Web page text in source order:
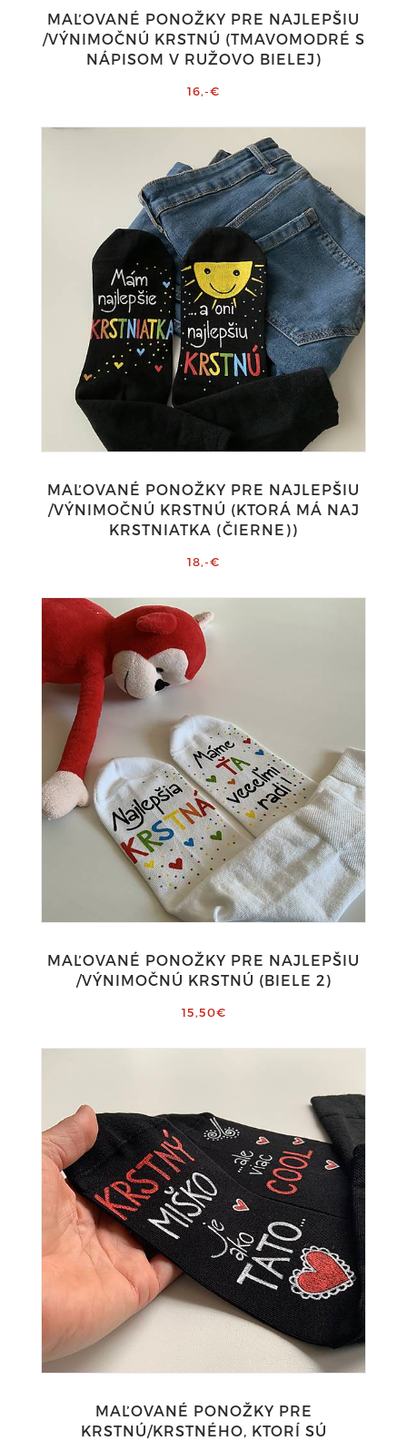
MAĽOVANÉ PONOŽKY PRE NAJLEPŠIU
/VÝNIMOČNÚ KRSTNÚ (TMAVOMODRÉ S
NÁPISOM V RUŽOVO BIELEJ)
16,-€
MAĽOVANÉ PONOŽKY PRE NAJLEPŠIU
/VÝNIMOČNÚ KRSTNÚ (KTORÁ MÁ NAJ
KRSTNIATKA (ČIERNE))
18,-€
MAĽOVANÉ PONOŽKY PRE NAJLEPŠIU
/VÝNIMOČNÚ KRSTNÚ (BIELE 2)
15,50€
MAĽOVANÉ PONOŽKY PRE
KRSTNÚ/KRSTNÉHO, KTORÍ SÚ